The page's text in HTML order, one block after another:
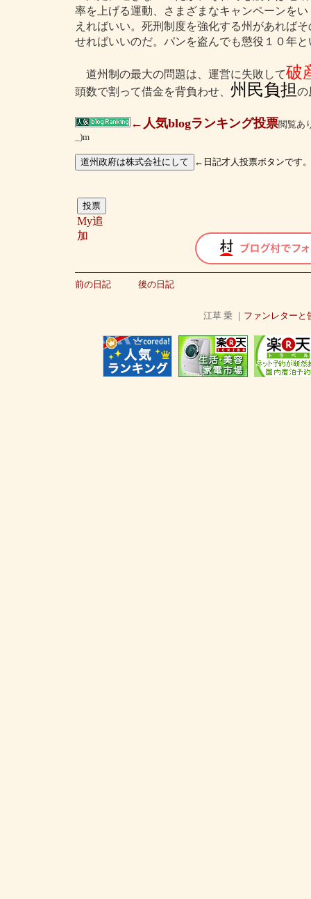
率を上げる運動、さまざまなキャンペーンを
えればいい。死刑制度を強化する州があれば
せればいいのだ。パンを盗んでも懲役１０年
道州制の最大の問題は、運営に失敗して破
頭数で割って借金を背負わせ、 州民負担の
←人気blogランキング投票閲覧あ
_)m
←日記才人投票ボタンです
My追
加
前の日記 後の日記
江草 乗 ｜ ファンレターと